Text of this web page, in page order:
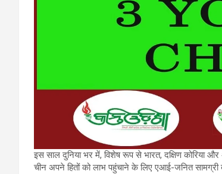
इस साल दुनिया भर में, विशेष रूप से भारत, दक्षिण कोरिया
चीन अपने हितों को लाभ पहुंचाने के लिए एआई-जनित सामग्री